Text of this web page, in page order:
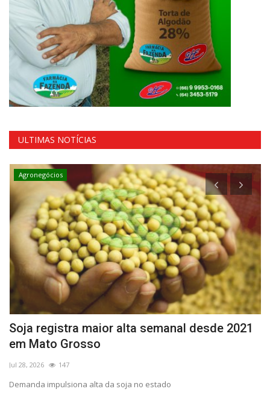
ULTIMAS NOTÍCIAS
Agronegócios
Soja registra maior alta semanal desde 2021
em Mato Grosso
Jul 28, 2026 147
Demanda impulsiona alta da soja no estado